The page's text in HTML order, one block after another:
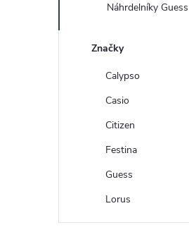
Náhrdelníky Guess
Značky
Calypso
Casio
Citizen
Festina
Guess
Lorus